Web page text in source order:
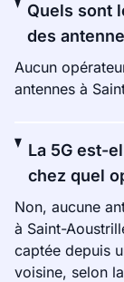
Quels sont
des
Aucun
antennes à
La 5G est-
chez quel
Non, aucune
à Saint-
captée depuis
voisine, selon